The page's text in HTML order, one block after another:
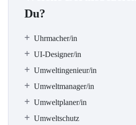
Du?
Uhrmacher/in
UI-Designer/in
Umweltingenieur/in
Umweltmanager/in
Umweltplaner/in
Umweltschutz